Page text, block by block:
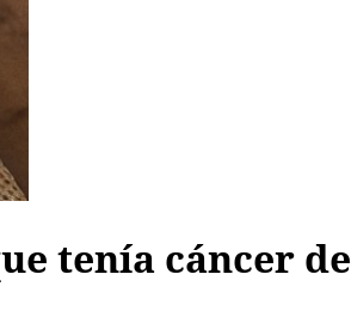
tenía cáncer de